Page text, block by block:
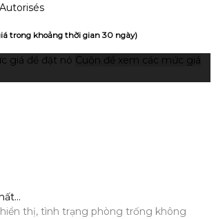
trong khoảng thời gian 30 ngày)
giá để đặt nó Cuộn để xem các mức giá
thị, tình trạng phòng trống không